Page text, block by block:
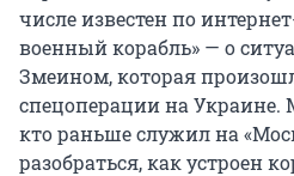
числе известен по
военный корабль» — о
Змеином, которая
спецоперации на Украине.
кто раньше служил на
разобраться, как устроен